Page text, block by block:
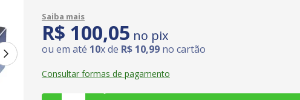
R$ 100,05 no pix
ou em até 10x de R$ 10,99 no cartão
Consultar formas de pagamento